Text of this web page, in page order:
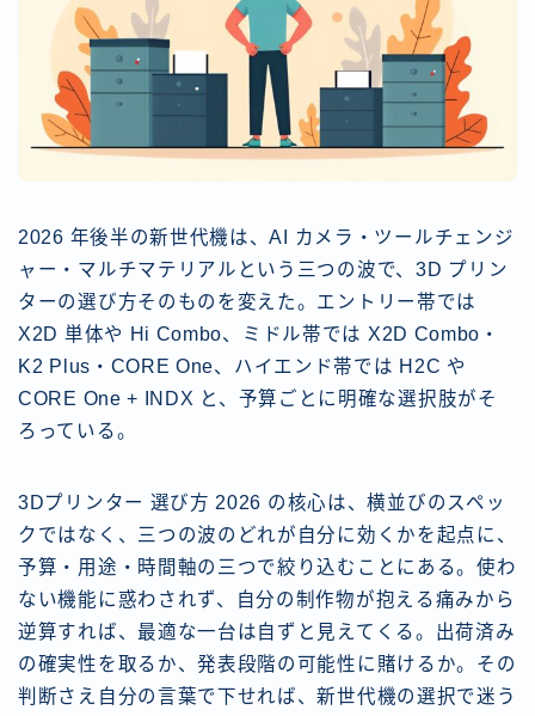
2026 年後半の新世代機は、AI カメラ・ツールチェンジ
ャー・マルチマテリアルという三つの波で、3D プリン
ターの選び方そのものを変えた。エントリー帯では
X2D 単体や Hi Combo、ミドル帯では X2D Combo・
K2 Plus・CORE One、ハイエンド帯では H2C や
CORE One + INDX と、予算ごとに明確な選択肢がそ
ろっている。
3Dプリンター 選び方 2026 の核心は、横並びのスペッ
クではなく、三つの波のどれが自分に効くかを起点に、
予算・用途・時間軸の三つで絞り込むことにある。使わ
ない機能に惑わされず、自分の制作物が抱える痛みから
逆算すれば、最適な一台は自ずと見えてくる。出荷済み
の確実性を取るか、発表段階の可能性に賭けるか。その
判断さえ自分の言葉で下せれば、新世代機の選択で迷う